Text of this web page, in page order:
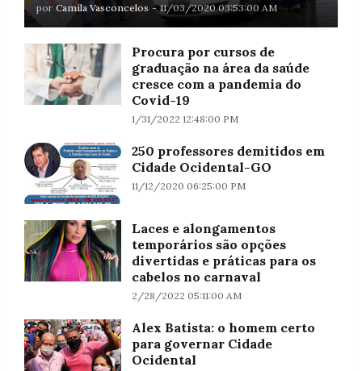
por Camila Vasconcelos - 11/03/2020 03:53:00 AM
Procura por cursos de
graduação na área da saúde
cresce com a pandemia do
Covid-19
1/31/2022 12:48:00 PM
250 professores demitidos em
Cidade Ocidental-GO
11/12/2020 06:25:00 PM
Laces e alongamentos
temporários são opções
divertidas e práticas para os
cabelos no carnaval
2/28/2022 05:11:00 AM
Alex Batista: o homem certo
para governar Cidade
Ocidental